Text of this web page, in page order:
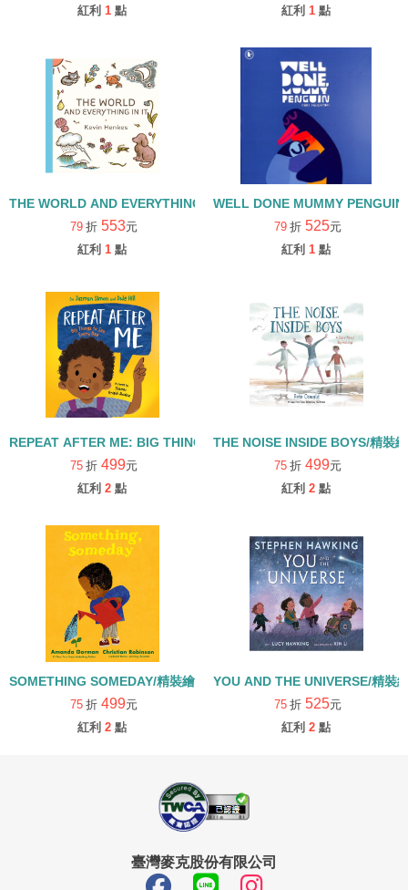
紅利 1 點
紅利 1 點
THE WORLD AND EVERYTHING IN IT/精裝繪本
79 折 553元
紅利 1 點
WELL DONE MUMMY
79 折 525元
紅利 1 點
REPEAT AFTER ME: BIG THINGS TO SAY EVERY DAY/精裝繪本
75 折 499元
紅利 2 點
THE NOISE INSIDE BOYS/精裝
75 折 499元
紅利 2 點
SOMETHING SOMEDAY/精裝繪本
75 折 499元
紅利 2 點
YOU AND THE UNIVERSE/精裝
75 折 525元
紅利 2 點
臺灣麥克股份有限公司